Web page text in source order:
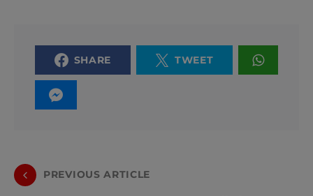
SHARE TWEET
PREVIOUS ARTICLE